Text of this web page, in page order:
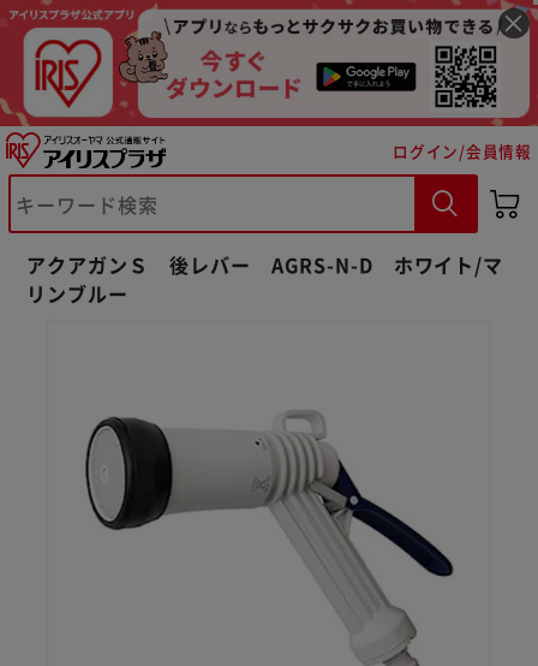
ログイン/会員情報
アクアガンＳ 後レバー AGRS-N-D ホワイト/マ
リンブルー
※ご確認ください
カートに入れる